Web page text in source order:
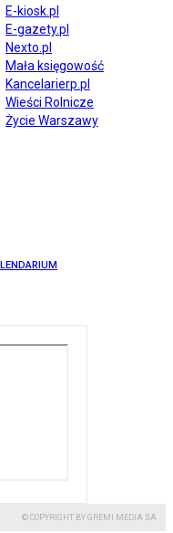
E-kiosk.pl
E-gazety.pl
Nexto.pl
Mała księgowość
Kancelarierp.pl
Wieści Rolnicze
Życie Warszawy
© COPYRIGHT BY GREMI MEDIA SA